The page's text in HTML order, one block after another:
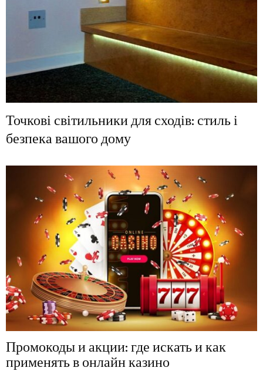
Точкові світильники для сходів: стиль і
безпека вашого дому
Промокоды и акции: где искать и как
применять в онлайн казино